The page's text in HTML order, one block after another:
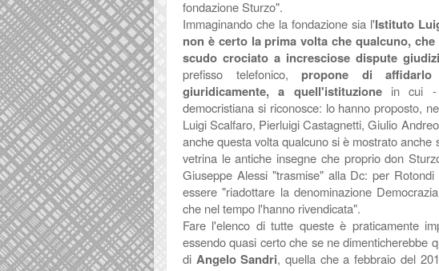
fondazione Sturzo".
Immaginando che la fondazione sia l'Istituto
non è certo la prima volta che qualcuno,
scudo crociato a incresciose dispute
prefisso telefonico, propone di affidarlo
giuridicamente, a quell'istituzionein cui -
democristiana si riconosce: lo hanno proposto,
Luigi Scalfaro, Pierluigi Castagnetti, Giulio
anche questa volta qualcuno si è mostrato
vetrina le antiche insegne che proprio don
Giuseppe Alessi "trasmise" alla Dc: per
essere "riadottare la denominazione
che nel tempo l'hanno rivendicata".
Fare l'elenco di tutte queste è praticamente
essendo quasi certo che se ne dimenticherebbe
di Angelo Sandri, quella che a febbraio del